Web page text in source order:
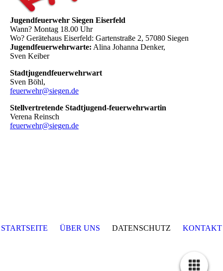
Jugendfeuerwehr Siegen Eiserfeld
Wann? Montag 18.00 Uhr
Wo? Gerätehaus Eiserfeld: Gartenstraße 2, 57080 Siegen
Jugendfeuerwehrwarte: Alina Johanna Denker,
Sven Keiber
Stadtjugendfeuerwehrwart
Sven Böhl,
feuerwehr@siegen.de
Stellvertretende Stadtjugend-feuerwehrwartin
Verena Reinsch
feuerwehr@siegen.de
STARTSEITE ÜBER UNS DATENSCHUTZ KONTAKT